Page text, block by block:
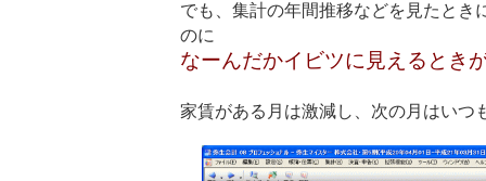
でも、集計の年間推移などを見たとき
のに
なーんだかイビツに見えるとき
家賃がある月は激減し、次の月はいつ